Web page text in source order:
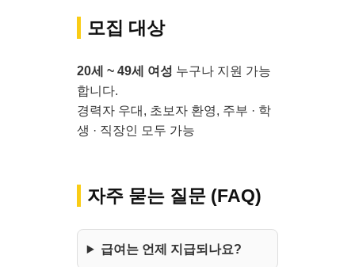
모집 대상
20세 ~ 49세 여성 누구나 지원 가능
합니다.
경력자 우대, 초보자 환영, 주부 · 학
생 · 직장인 모두 가능
자주 묻는 질문 (FAQ)
급여는 언제 지급되나요?